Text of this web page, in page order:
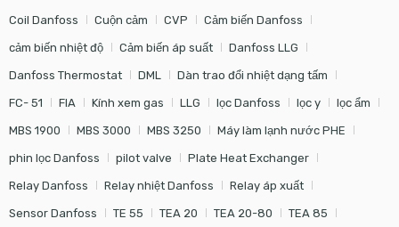
Coil Danfoss Cuộn cảm CVP Cảm biến Danfoss
cảm biến nhiệt độ Cảm biến áp suất Danfoss LLG
Danfoss Thermostat DML Dàn trao đổi nhiệt dạng tấm
FC- 51 FIA Kính xem gas LLG lọc Danfoss lọc y lọc ẩm
MBS 1900 MBS 3000 MBS 3250 Máy làm lạnh nước PHE
phin lọc Danfoss pilot valve Plate Heat Exchanger
Relay Danfoss Relay nhiệt Danfoss Relay áp xuất
Sensor Danfoss TE 55 TEA 20 TEA 20-80 TEA 85